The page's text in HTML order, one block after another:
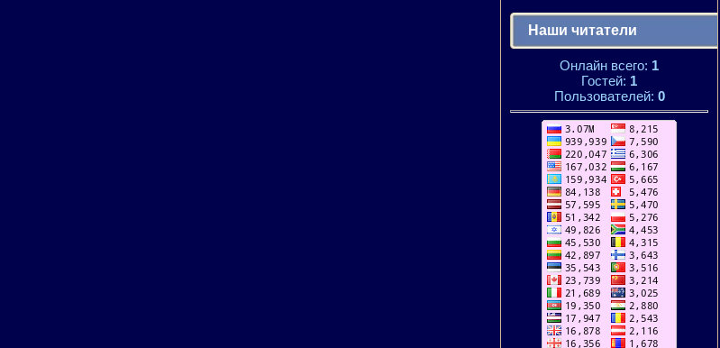
Наши читатели
Онлайн всего: 1
Гостей: 1
Пользователей: 0